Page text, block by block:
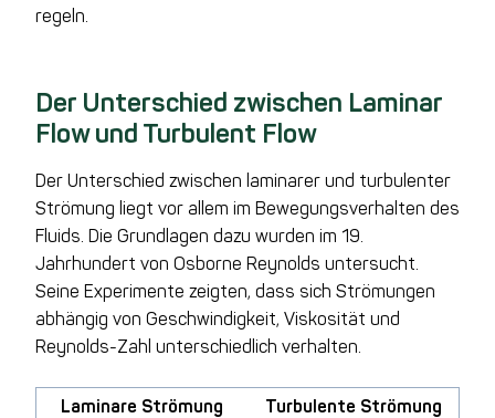
regeln.
Der Unterschied zwischen Laminar
Flow und Turbulent Flow
Der Unterschied zwischen laminarer und turbulenter
Strömung liegt vor allem im Bewegungsverhalten des
Fluids. Die Grundlagen dazu wurden im 19.
Jahrhundert von Osborne Reynolds untersucht.
Seine Experimente zeigten, dass sich Strömungen
abhängig von Geschwindigkeit, Viskosität und
Reynolds-Zahl unterschiedlich verhalten.
Laminare Strömung
Turbulente Strömung